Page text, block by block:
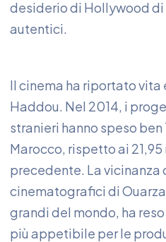
desiderio di Hollywood di
autentici.
Il cinema ha riportato vita
Haddou. Nel 2014, i
stranieri hanno speso ben
Marocco, rispetto ai
precedente. La vicinanza
cinematografici di
grandi del mondo, ha
più appetibile per le